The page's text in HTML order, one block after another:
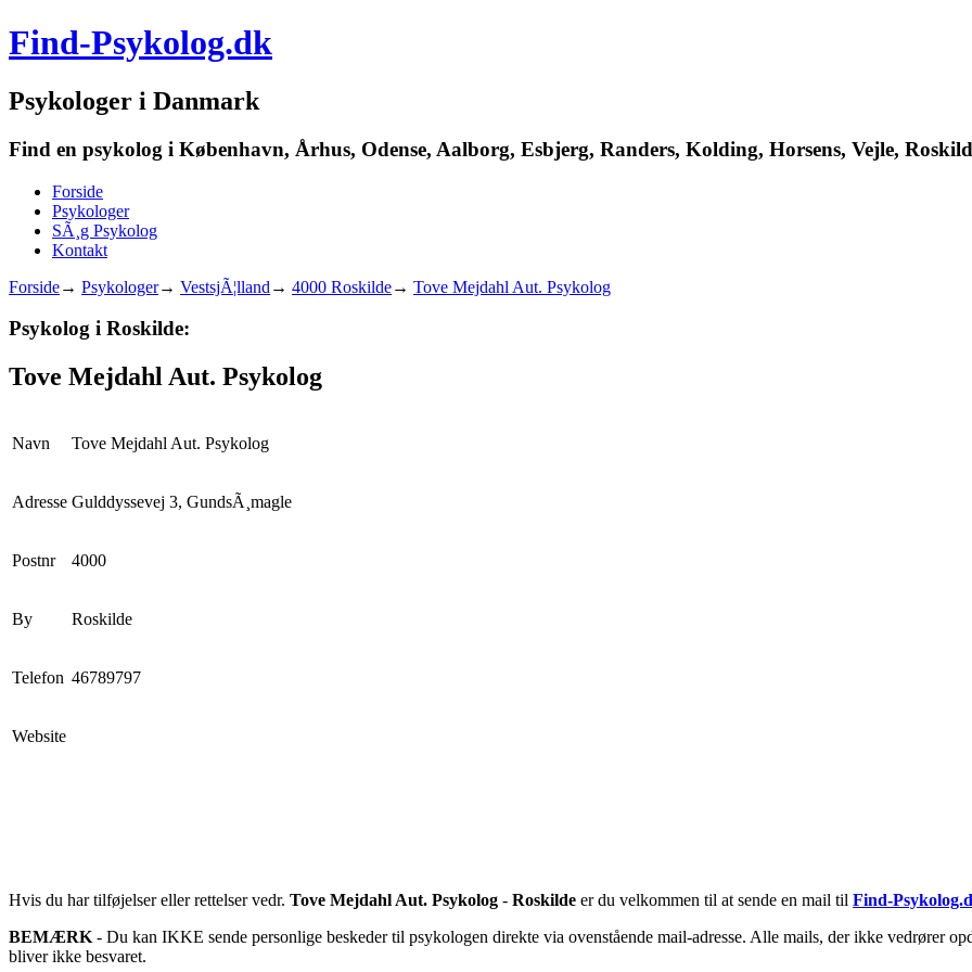
Find-Psykolog.dk
Psykologer i Danmark
Find en psykolog i København, Århus, Odense, Aalborg, Esbjerg, Randers, Kolding, Horsens, Vejle,
Forside
Psykologer
SÃ¸g Psykolog
Kontakt
Forside→ Psykologer→ VestsjÃ¦lland → 4000 Roskilde→ Tove Mejdahl Aut. Psykolog
Psykolog i Roskilde:
Tove Mejdahl Aut. Psykolog
Navn Tove Mejdahl Aut. Psykolog
Adresse Gulddyssevej 3, GundsÃ¸magle
Postnr 4000
By Roskilde
Telefon 46789797
Website
Hvis du har tilføjelser eller rettelser vedr. Tove Mejdahl Aut. Psykolog - Roskilde er du velkommen til at sende en mail til Find-
BEMÆRK - Du kan IKKE sende personlige beskeder til psykologen direkte via ovenstående mail-adresse. Alle mails, der ikke vedrører
bliver ikke besvaret.